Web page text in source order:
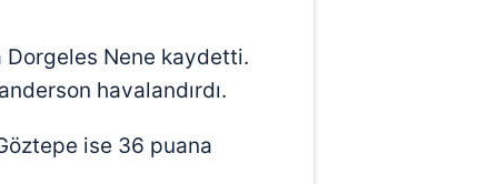
Dorgeles Nene kaydetti.
havalandırdı.
ise 36 puana